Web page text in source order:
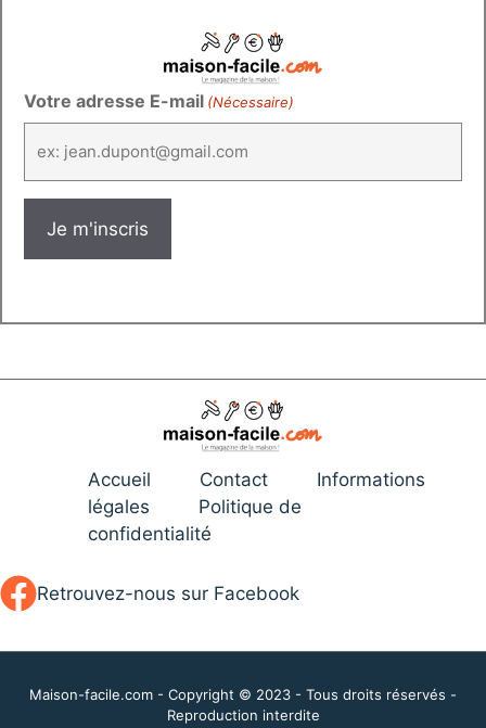
Votre adresse E-mail (Nécessaire)
Accueil Contact
Informations
légales
Politique de
confidentialité
Retrouvez-nous sur Facebook
Maison-facile.com - Copyright © 2023 - Tous droits réservés -
Reproduction interdite